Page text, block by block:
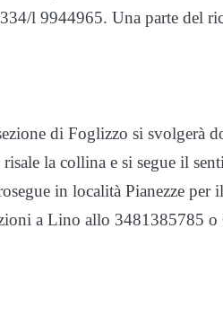
l 9944965. Una parte del
di Foglizzo si svolgerà
la collina e si segue il
in località Pianezze per
a Lino allo 3481385785